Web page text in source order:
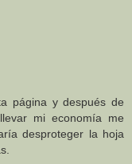
página y después de
mi economía me
desproteger la hoja